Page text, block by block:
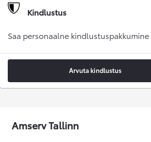
Kindlustus
Saa personaalne kindlustuspakkumine
Arvuta kindlustus
Amserv Tallinn